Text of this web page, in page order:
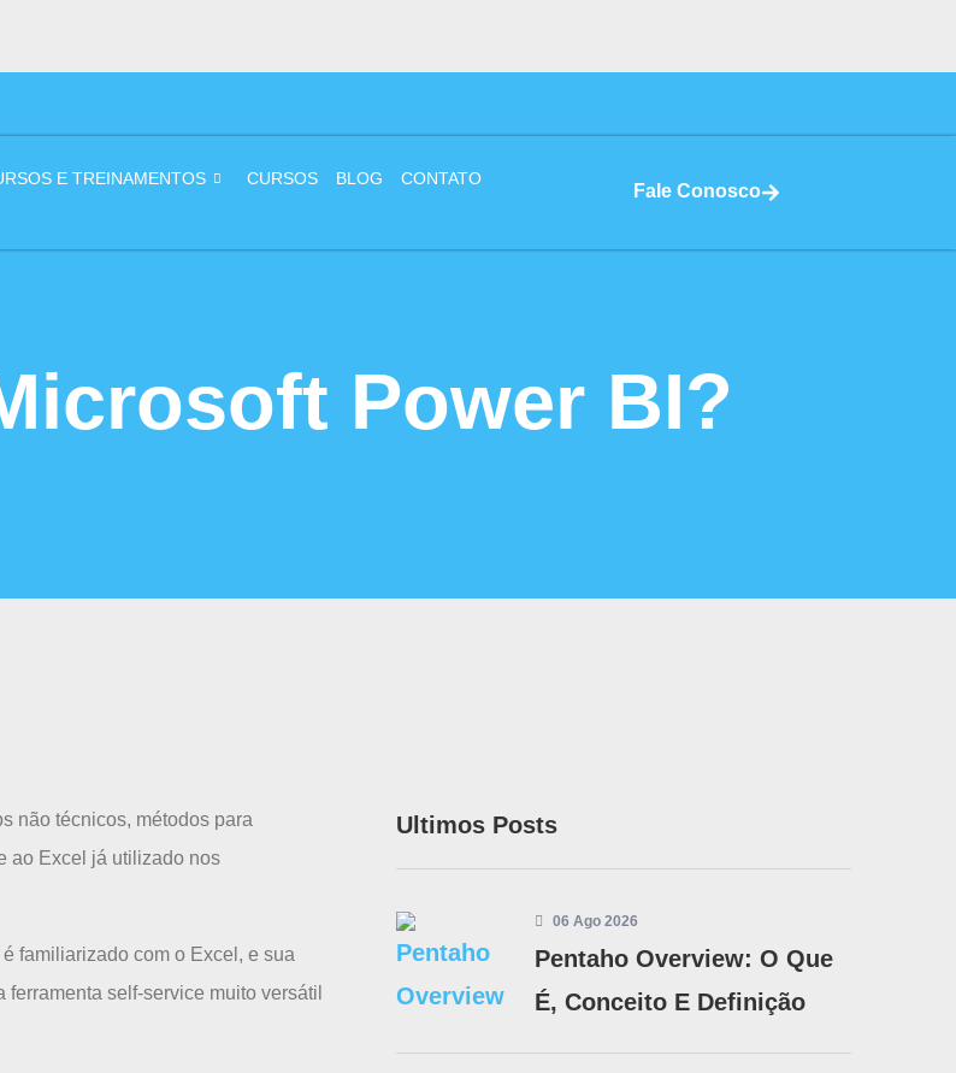
E TREINAMENTOS CURSOS BLOG CONTATO
Fale Conosco
Power BI?
não técnicos, métodos para
ao Excel já utilizado nos
familiarizado com o Excel, e sua
self-service muito versátil
Ultimos Posts
06 Ago 2026
Pentaho Overview: O Que
É, Conceito E Definição